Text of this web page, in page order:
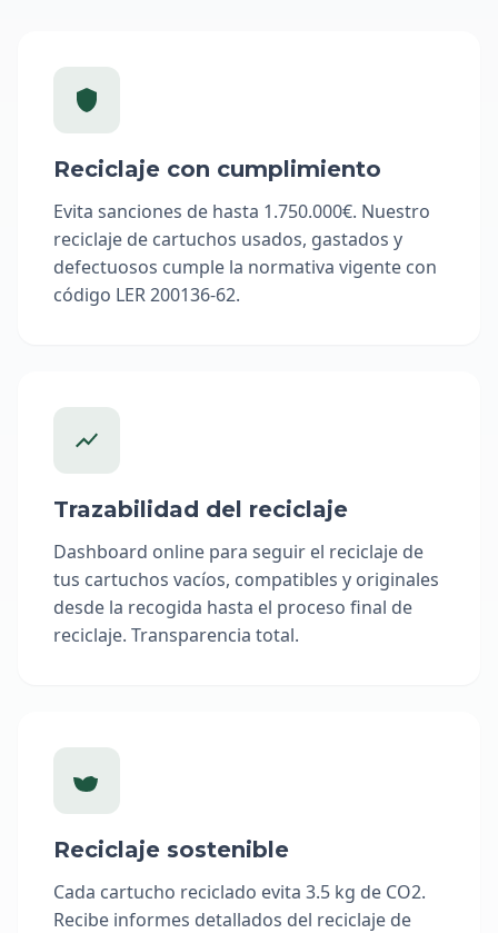
Reciclaje con cumplimiento
Evita sanciones de hasta 1.750.000€. Nuestro
reciclaje de cartuchos usados, gastados y
defectuosos cumple la normativa vigente con
código LER 200136-62.
Trazabilidad del reciclaje
Dashboard online para seguir el reciclaje de
tus cartuchos vacíos, compatibles y originales
desde la recogida hasta el proceso final de
reciclaje. Transparencia total.
Reciclaje sostenible
Cada cartucho reciclado evita 3.5 kg de CO2.
Recibe informes detallados del reciclaje de